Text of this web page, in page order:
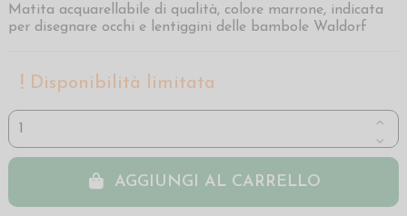
Matita acquarellabile di qualità, colore marrone, indicata
per disegnare occhi e lentiggini delle bambole Waldorf
Disponibilità limitata
AGGIUNGI AL CARRELLO